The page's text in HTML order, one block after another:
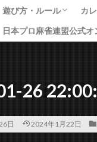
遊び方・ルール
龍龍のプレイ方法
ルール
課金方法
カ
日本プロ麻雀連盟公式
26
日 2024年1月22日